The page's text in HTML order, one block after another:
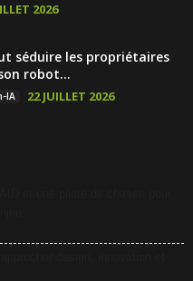
2026
séduire les propriétaires
robot...
IA 22 JUILLET 2026